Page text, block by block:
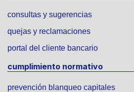
consultas y sugerencias
quejas y reclamaciones
portal del cliente bancario
cumplimiento normativo
prevención blanqueo capitales